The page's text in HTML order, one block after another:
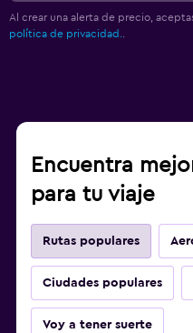
Al crear una alerta de precio,
política de privacidad.
Encuentra
para tu viaje
Rutas populares
Ciudades populares
Voy a tener suerte